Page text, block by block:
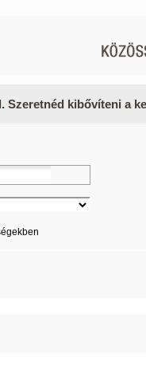
Szeretnéd kibővíteni a